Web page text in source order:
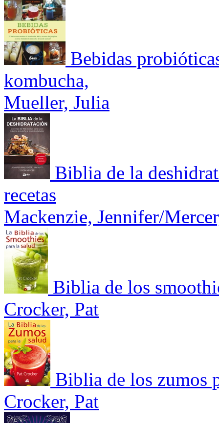
Bebidas
kombucha,
Mueller, Julia
Biblia de la
recetas
Mackenzie, Jennifer/
Biblia de los
Crocker, Pat
Biblia de los zumos
Crocker, Pat